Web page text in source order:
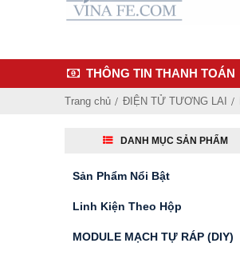
THÔNG TIN THANH TOÁN
Trang chủ ĐIỆN TỬ TƯƠNG LAI
DANH MỤC SẢN PHẨM
Sản Phẩm Nổi Bật
Linh Kiện Theo Hộp
MODULE MẠCH TỰ RÁP (DIY)